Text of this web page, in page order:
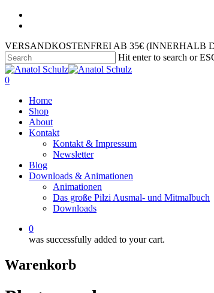
VERSANDKOSTENFREI AB 35€ (INNERHALB
Hit enter to search or
0
Home
Shop
About
Kontakt
Kontakt & Impressum
Newsletter
Blog
Downloads & Animationen
Animationen
Das große Pilzi Ausmal- und Mitmalbuch
Downloads
0
was successfully added to your cart.
Warenkorb